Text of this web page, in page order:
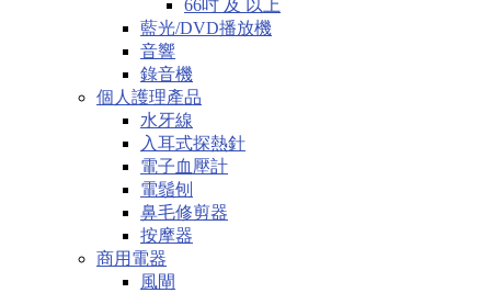
66吋 及 以上
藍光/DVD播放機
音響
錄音機
個人護理產品
水牙線
入耳式探熱針
電子血壓計
電鬚刨
鼻毛修剪器
按摩器
商用電器
風閘